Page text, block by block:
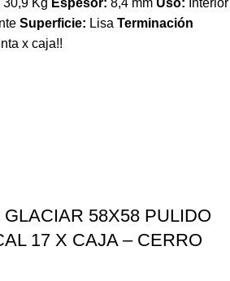
Superficie: Lisa Terminación
x caja!!
58X58 PULIDO
17 X CAJA – CERRO